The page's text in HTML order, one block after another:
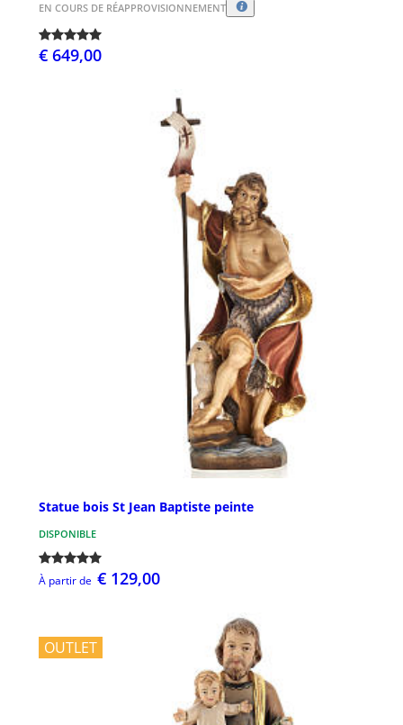
EN COURS DE RÉAPPROVISIONNEMENT
€ 649,00
Statue bois St Jean Baptiste peinte
DISPONIBLE
À partir de € 129,00
OUTLET